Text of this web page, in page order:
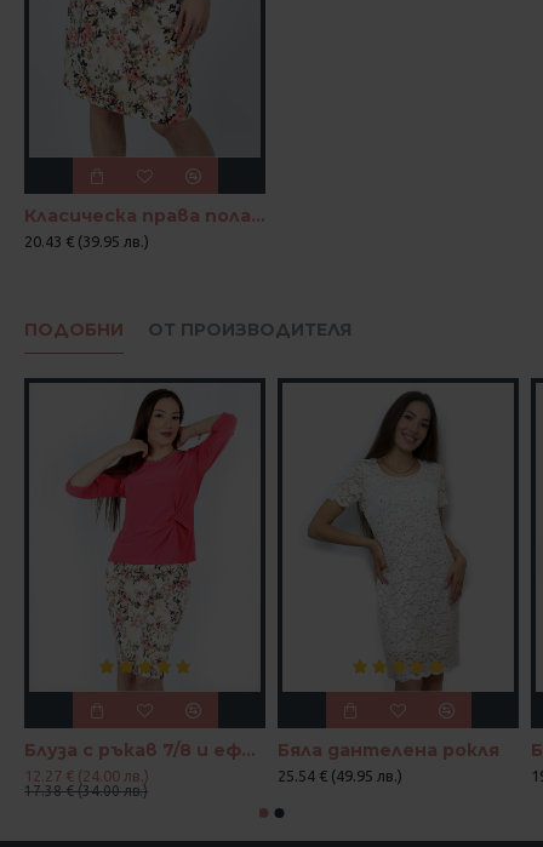
Класическа права пола на цветя
20.43 € (39.95 лв.)
ПОДОБНИ ОТ ПРОИЗВОДИТЕЛЯ
Блуза с ръкав 7/8 и ефектен възел в цвят корал и петрол
12.27 € (24.00 лв.)
17.38 € (34.00 лв.)
Бяла дантелена рокля
25.54 € (49.95 лв.)